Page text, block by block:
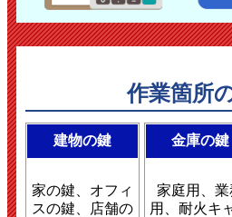
作業箇所
建物の鍵
家の鍵、オフィ
スの鍵、店舗の
金庫の鍵
家庭用、業
用、耐火キ